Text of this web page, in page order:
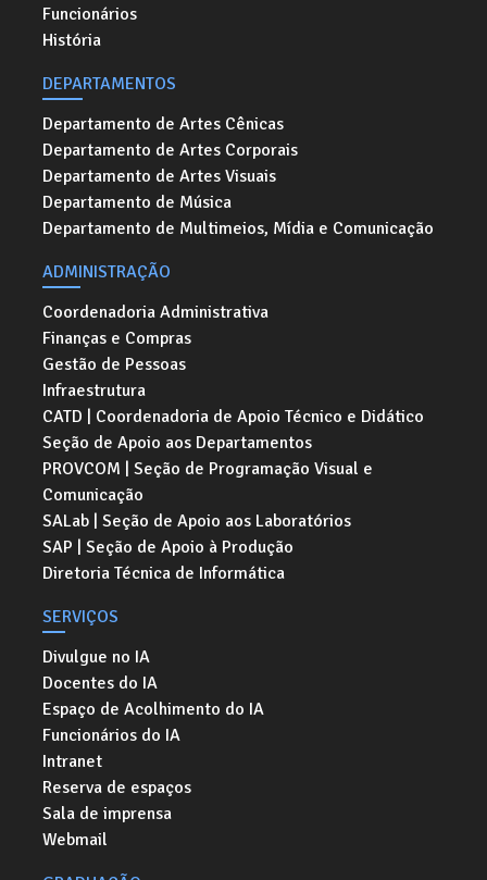
Funcionários
História
DEPARTAMENTOS
Departamento de Artes Cênicas
Departamento de Artes Corporais
Departamento de Artes Visuais
Departamento de Música
Departamento de Multimeios, Mídia e Comunicação
ADMINISTRAÇÃO
Coordenadoria Administrativa
Finanças e Compras
Gestão de Pessoas
Infraestrutura
CATD | Coordenadoria de Apoio Técnico e Didático
Seção de Apoio aos Departamentos
PROVCOM | Seção de Programação Visual e
Comunicação
SALab | Seção de Apoio aos Laboratórios
SAP | Seção de Apoio à Produção
Diretoria Técnica de Informática
SERVIÇOS
Divulgue no IA
Docentes do IA
Espaço de Acolhimento do IA
Funcionários do IA
Intranet
Reserva de espaços
Sala de imprensa
Webmail